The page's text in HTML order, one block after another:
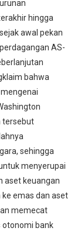
hingga
awal pekan
AS-
bahwa
tersebut
sehingga
menyerupai
aset keuangan
emas dan aset
memecat
otonomi bank